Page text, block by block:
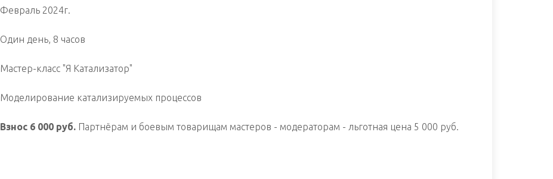
Февраль 2024г.
Один день, 8 часов
Мастер-класс "Я Катализатор"
Моделирование катализируемых процессов
Взнос 6 000 руб. Партнёрам и боевым товарищам мастеров - модераторам - льготная цена 5 000 руб.